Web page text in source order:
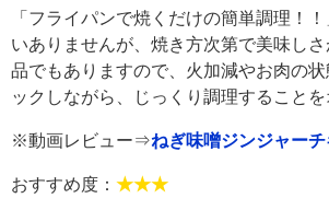
「フライパンで焼くだけの簡単調理！
いありませんが、焼き方次第で美味し
品でもありますので、火加減やお肉の
ックしながら、じっくり調理することを
※動画レビュー⇒ねぎ味噌ジンジャー
おすすめ度： ★★★